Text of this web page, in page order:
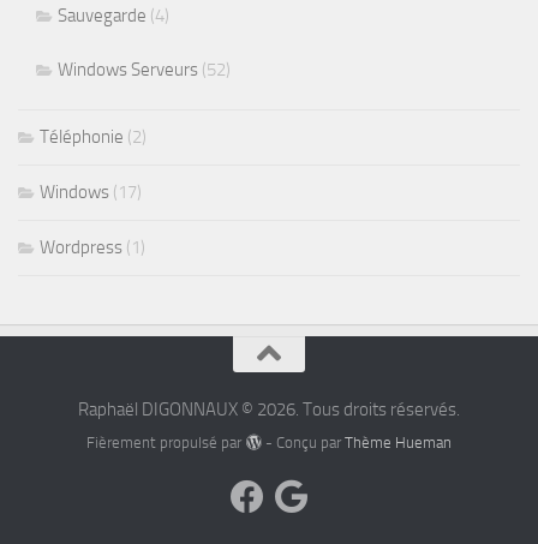
Sauvegarde (4)
Windows Serveurs (52)
Téléphonie (2)
Windows (17)
Wordpress (1)
Raphaël DIGONNAUX © 2026. Tous droits réservés.
Fièrement propulsé par - Conçu par Thème Hueman